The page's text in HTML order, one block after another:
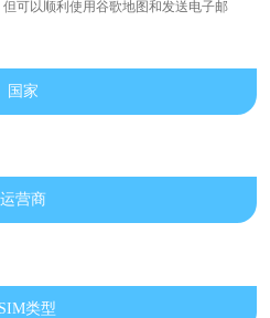
可以顺利使用谷歌地图和发送电子邮
国家
运营商
类型